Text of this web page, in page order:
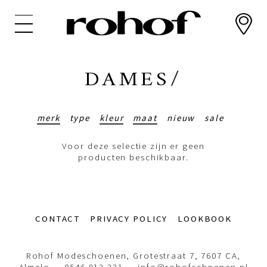
DAMES/
merk type kleur maat nieuw sale
Voor deze selectie zijn er geen
producten beschikbaar.
Footer-CONTACT PRIVACY POLICY LOOKBOOK
Rohof Modeschoenen, Grotestraat 7, 7607 CA,